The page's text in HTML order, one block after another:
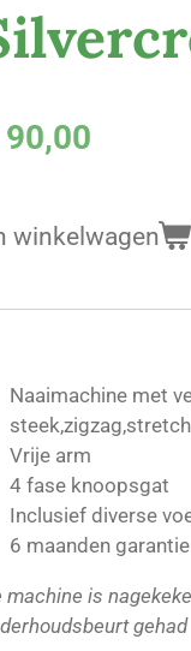
winkelwagen
Naaimachine met
Vrije arm
4 fase knoopsgat
Inclusief diverse
6 maanden garantie
machine is
gehad